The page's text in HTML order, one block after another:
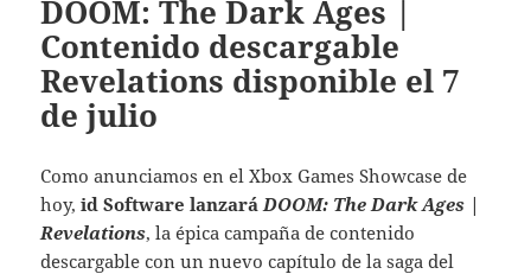
DOOM: The Dark Ages |
Contenido descargable
Revelations disponible el 7
de julio
Como anunciamos en el Xbox Games Showcase de
hoy,id Software lanzará DOOM: The Dark Ages |
Revelations, la épica campaña de contenido
descargable con un nuevo capítulo de la saga del